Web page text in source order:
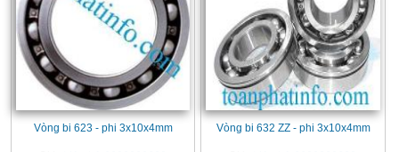
Vòng bi 623 - phi 3x10x4mm Vòng bi 632 ZZ - phi 3x10x4mm